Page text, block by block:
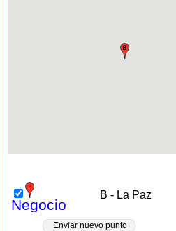
Negocio
B - La Paz
Enviar nuevo punto